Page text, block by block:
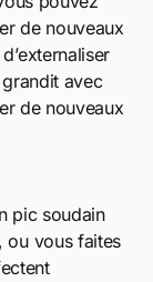
de nouveaux
avec
de nouveaux
pic soudain
ou vous faites